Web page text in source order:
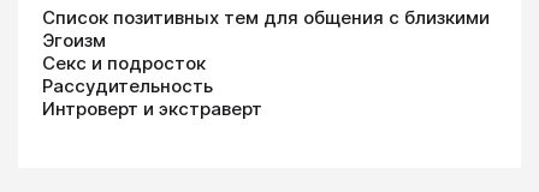
Список позитивных тем для общения с близкими
Эгоизм
Секс и подросток
Рассудительность
Интроверт и экстраверт